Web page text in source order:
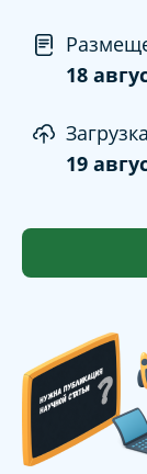
18
19